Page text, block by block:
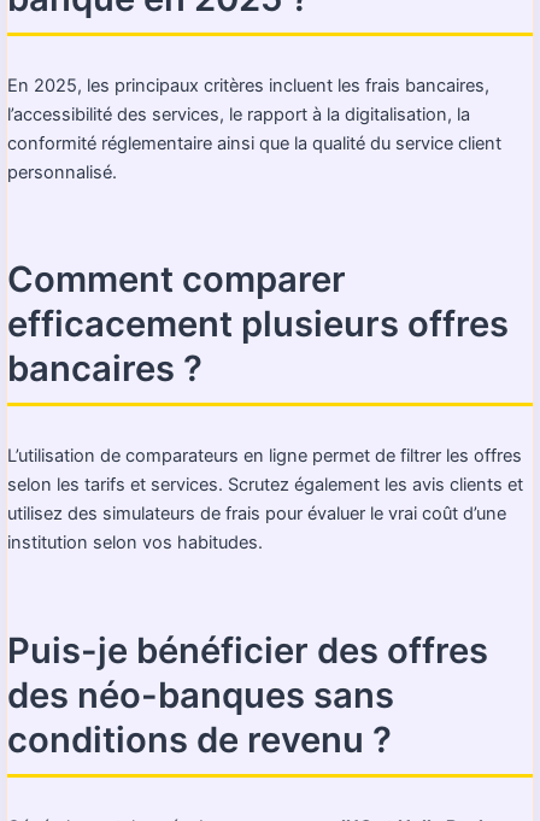
En 2025, les principaux critères incluent les frais bancaires,
l’accessibilité des services, le rapport à la digitalisation, la
conformité réglementaire ainsi que la qualité du service client
personnalisé.
Comment comparer
efficacement plusieurs offres
bancaires ?
L’utilisation de comparateurs en ligne permet de filtrer les offres
selon les tarifs et services. Scrutez également les avis clients et
utilisez des simulateurs de frais pour évaluer le vrai coût d’une
institution selon vos habitudes.
Puis-je bénéficier des offres
des néo-banques sans
conditions de revenu ?